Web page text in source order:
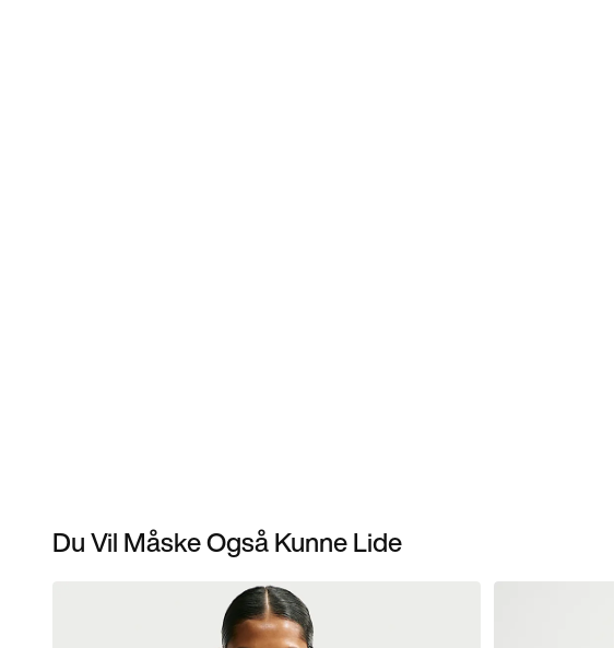
Du Vil Måske Også Kunne Lide